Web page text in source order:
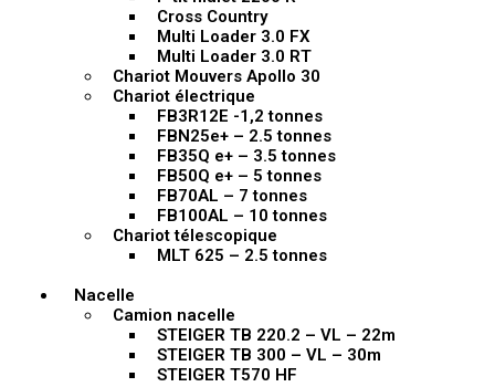
Cross Country
Multi Loader 3.0 FX
Multi Loader 3.0 RT
Chariot Mouvers Apollo 30
Chariot électrique
FB3R12E -1,2 tonnes
FBN25e+ – 2.5 tonnes
FB35Q e+ – 3.5 tonnes
FB50Q e+ – 5 tonnes
FB70AL – 7 tonnes
FB100AL – 10 tonnes
Chariot télescopique
MLT 625 – 2.5 tonnes
Nacelle
Camion nacelle
STEIGER TB 220.2 – VL – 22m
STEIGER TB 300 – VL – 30m
STEIGER T570 HF